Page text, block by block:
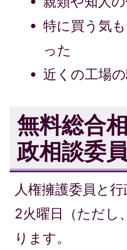
特に買う気
った
近くの工場
無料総合
政相談委
人権擁護委員と
2火曜日（ただし
ります。